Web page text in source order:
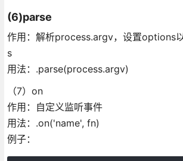
(6)parse
作用：解析process.argv，设置options
s
用法：.parse(process.argv)
（7）on
作用：自定义监听事件
用法：.on('name', fn)
例子：